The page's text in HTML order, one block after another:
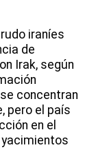
iraníes
de
Irak, según
concentran
pero el país
en el
yacimientos